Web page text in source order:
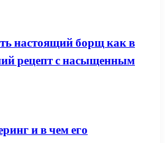
настоящий борщ как в
рецепт с насыщенным
и в чем его